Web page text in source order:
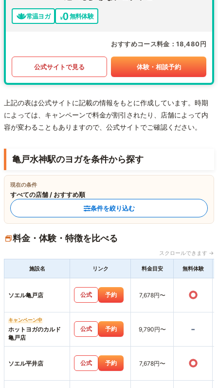
常温ヨガ 無料体験
おすすめコース料金 18,480円
公式サイトで見る 体験・相談予約
上記の表は公式サイトに記載の情報をもとに作成しています。時期
によっては、キャンペーンで料金が割引されたり、店舗によって内
容が変わることもありますので、公式サイトでご確認ください。
亀戸水神駅のヨガを条件から探す
現在の条件
すべての店舗 / おすすめ順
条件を絞り込む
料金・体験・特徴を比べる
スクロールできます →
施設名 リンク 料金目安 無料体験
ソエル亀戸店 公式 予約 7,678円〜 ○
キャンペーン中
ホットヨガのカルド
亀戸店
公式 予約 9,790円〜 -
ソエル平井店 公式 予約 7,678円〜 ○